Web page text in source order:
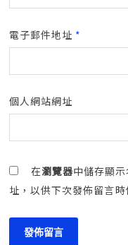
電子郵件地址 *
個人網站網址
在瀏覽器中儲存顯
址，以供下次發佈留言時